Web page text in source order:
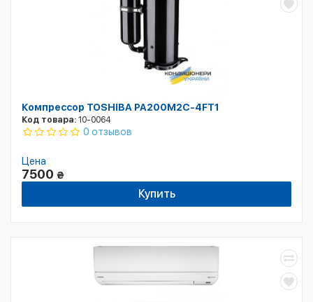
Компрессор TOSHIBA PA200M2C-4FT1
Код товара: 10-0064
0 отзывов
Цена
7500 ₴
Купить